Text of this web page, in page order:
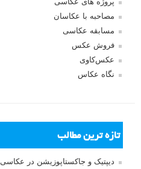
مصاحبه با عکاسان
مسابقه عکاسی
فروش عکس
عکس‌کاوی
نگاه عکاس
تازه ترین مطالب
دیپتیک و جاکستا‌پوزیشن در عکاسی